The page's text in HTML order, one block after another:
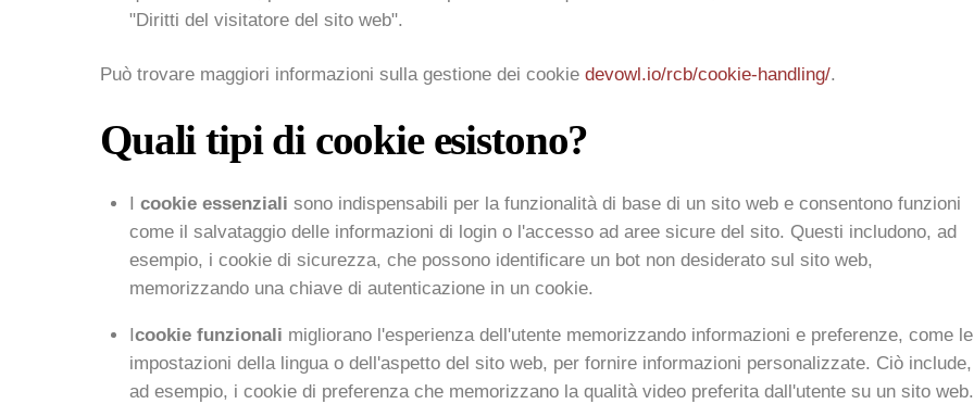
"Diritti del visitatore del sito web".
Può trovare maggiori informazioni sulla gestione dei cookie devowl.io/rcb/cookie-handling/.
Quali tipi di cookie esistono?
cookie essenziali sono indispensabili per la funzionalità di base di un sito web e consentono funzioni
come il salvataggio delle informazioni di login o l'accesso ad aree sicure del sito. Questi includono, ad
esempio, i cookie di sicurezza, che possono identificare un bot non desiderato sul sito web,
memorizzando una chiave di autenticazione in un cookie.
cookie funzionali migliorano l'esperienza dell'utente memorizzando informazioni e preferenze, come le
impostazioni della lingua o dell'aspetto del sito web, per fornire informazioni personalizzate. Ciò include,
ad esempio, i cookie di preferenza che memorizzano la qualità video preferita dall'utente su un sito web.